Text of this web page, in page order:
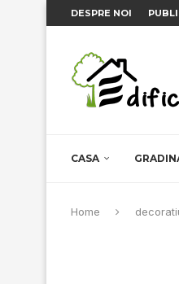
DESPRE NOI
CASA
Home